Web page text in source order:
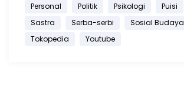
Personal
Politik Psikologi Puisi
Sastra
Serba-serbi
Sosial Budaya
Tokopedia
Youtube